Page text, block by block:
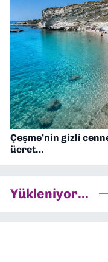
Çeşme’nin gizli
ücret…
Yükleniyor...